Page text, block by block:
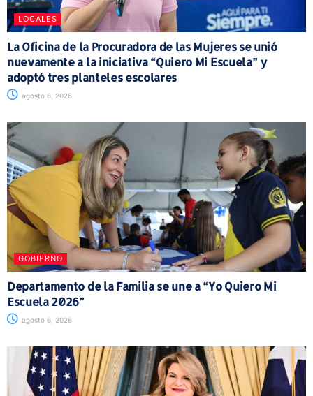
LOCALES
La Oficina de la Procuradora de las Mujeres se unió
nuevamente a la iniciativa “Quiero Mi Escuela” y
adoptó tres planteles escolares
agosto 6, 2026
GOBIERNO
Departamento de la Familia se une a “Yo Quiero Mi
Escuela 2026”
agosto 6, 2026